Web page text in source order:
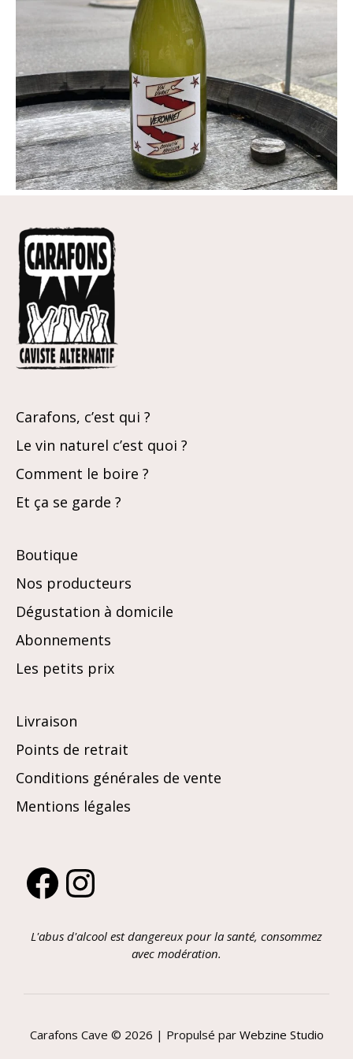
Carafons, c’est qui ?
Le vin naturel c’est quoi ?
Comment le boire ?
Et ça se garde ?
Boutique
Nos producteurs
Dégustation à domicile
Abonnements
Les petits prix
Livraison
Points de retrait
Conditions générales de vente
Mentions légales
FacebookInstagram
L'abus d'alcool est dangereux pour la santé, consommez
avec modération.
Carafons Cave © 2026 | Propulsé par Webzine Studio